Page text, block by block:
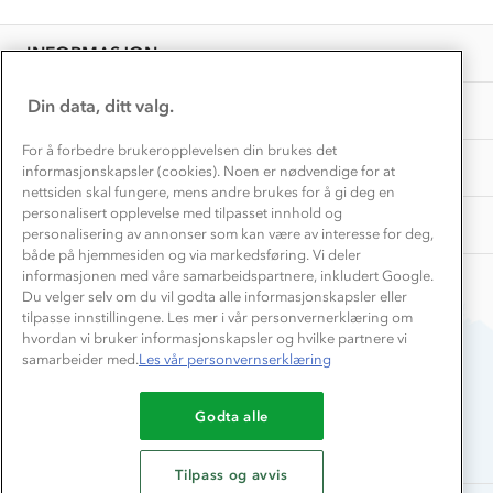
INFORMASJON
Presse
OM OSS
Samarbeide med oss?
TIPS OG RÅD
Store størrelser
Turmat oppskrifter
Beredskap
AKTIVITETER
Overnatte utendørs⛺
Leirskole 🥾
Barnehageansatt
Tips til hyttetur
Du betaler enkelt med
Din data, ditt valg.
For å forbedre brukeropplevelsen din brukes det
informasjonskapsler (cookies). Noen er nødvendige for at
nettsiden skal fungere, mens andre brukes for å gi deg en
personalisert opplevelse med tilpasset innhold og
personalisering av annonser som kan være av interesse for deg,
både på hjemmesiden og via markedsføring. Vi deler
informasjonen med våre samarbeidspartnere, inkludert Google.
Du velger selv om du vil godta alle informasjonskapsler eller
tilpasse innstillingene. Les mer i vår personvernerklæring om
hvordan vi bruker informasjonskapsler og hvilke partnere vi
samarbeider med.Les vår personvernserklæring
Godta alle
Tilpass og avvis